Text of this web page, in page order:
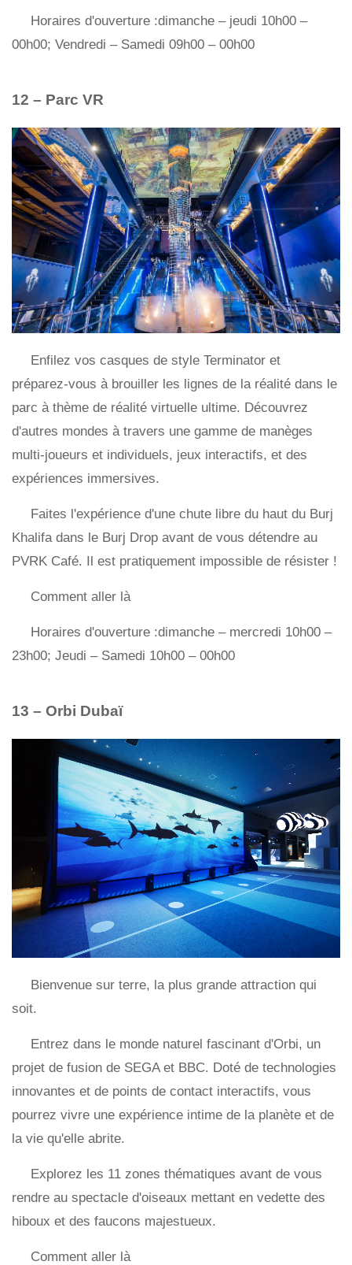
Horaires d'ouverture :dimanche – jeudi 10h00 –
00h00; Vendredi – Samedi 09h00 – 00h00
12 – Parc VR
Enfilez vos casques de style Terminator et
préparez-vous à brouiller les lignes de la réalité dans le
parc à thème de réalité virtuelle ultime. Découvrez
d'autres mondes à travers une gamme de manèges
multi-joueurs et individuels, jeux interactifs, et des
expériences immersives.
Faites l'expérience d'une chute libre du haut du Burj
Khalifa dans le Burj Drop avant de vous détendre au
PVRK Café. Il est pratiquement impossible de résister !
Comment aller là
Horaires d'ouverture :dimanche – mercredi 10h00 –
23h00; Jeudi – Samedi 10h00 – 00h00
13 – Orbi Dubaï
Bienvenue sur terre, la plus grande attraction qui
soit.
Entrez dans le monde naturel fascinant d'Orbi, un
projet de fusion de SEGA et BBC. Doté de technologies
innovantes et de points de contact interactifs, vous
pourrez vivre une expérience intime de la planète et de
la vie qu'elle abrite.
Explorez les 11 zones thématiques avant de vous
rendre au spectacle d'oiseaux mettant en vedette des
hiboux et des faucons majestueux.
Comment aller là